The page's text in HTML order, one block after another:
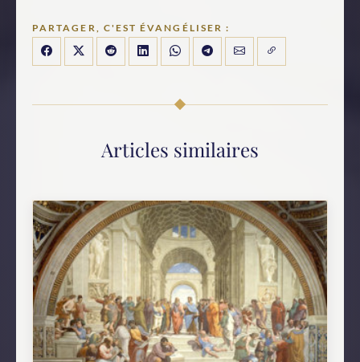
PARTAGER, C'EST ÉVANGÉLISER :
Articles similaires